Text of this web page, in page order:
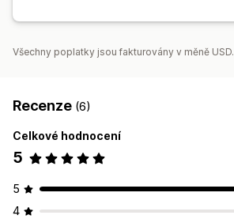
Všechny poplatky jsou fakturovány v měně USD.
Recenze (6)
Celkové hodnocení
5
5
4